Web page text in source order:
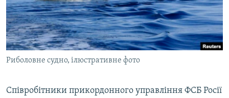
ВІДЕОУРОКИ «ELIFBE»
СВІДЧЕННЯ ОКУПАЦІЇ
УКРАЇНСЬКА ПРОБЛЕМА КРИМУ
ІНФОГРАФІКА
Русский
Qırımtatar
ДОЛУЧАЙСЯ!
Риболовне судно, ілюстративне фото
Співробітники прикордонного управління ФСБ Росії